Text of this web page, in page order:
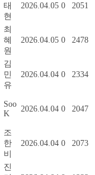
태
현
2026.04.05 0 2051
최
혜
원
2026.04.05 0 2478
김
민
유
2026.04.04 0 2334
Soo
K
2026.04.04 0 2047
조
한
비
2026.04.04 0 2073
진